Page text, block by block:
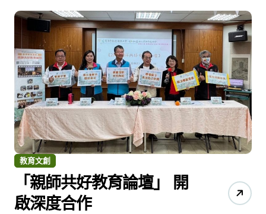
教育文創
「親師共好教育論壇」 開
啟深度合作